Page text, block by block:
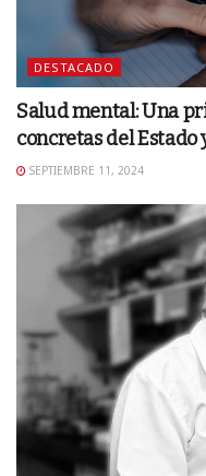
DESTACADO
Salud mental: Una
concretas del Estado
SEPTIEMBRE 11, 2024